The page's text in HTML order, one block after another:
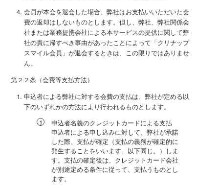
会員が本会を退会した場合、弊社はお支払いいただいた会
費の返却はしないものとします。但し、弊社、弊社関係会
社または業務提携会社による本サービスの提供に関して弊
社の責に帰すべき事由があったことによって「クリナップ
スマイル会員」が退会するときは、この限りではありませ
ん。
第２２条（会費等支払方法）
申込者による弊社に対する会費の支払は、弊社が定める以
下のいずれかの方法により行われるものとします。
申込者名義のクレジットカードによる支払
申込者による申し込みに対して、弊社が承諾
した際、支払が確定（支払の義務が確定的に
発生することをいいます。以下同じ。）しま
す。支払の確定後は、クレジットカード会社
が別途定める条件に従って、支払うものとし
ます。